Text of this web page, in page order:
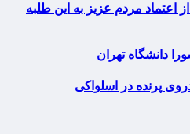
اعتماد مردم عزیز به این طلبه
دانشگاه تهران
پرنده در اسلواکی